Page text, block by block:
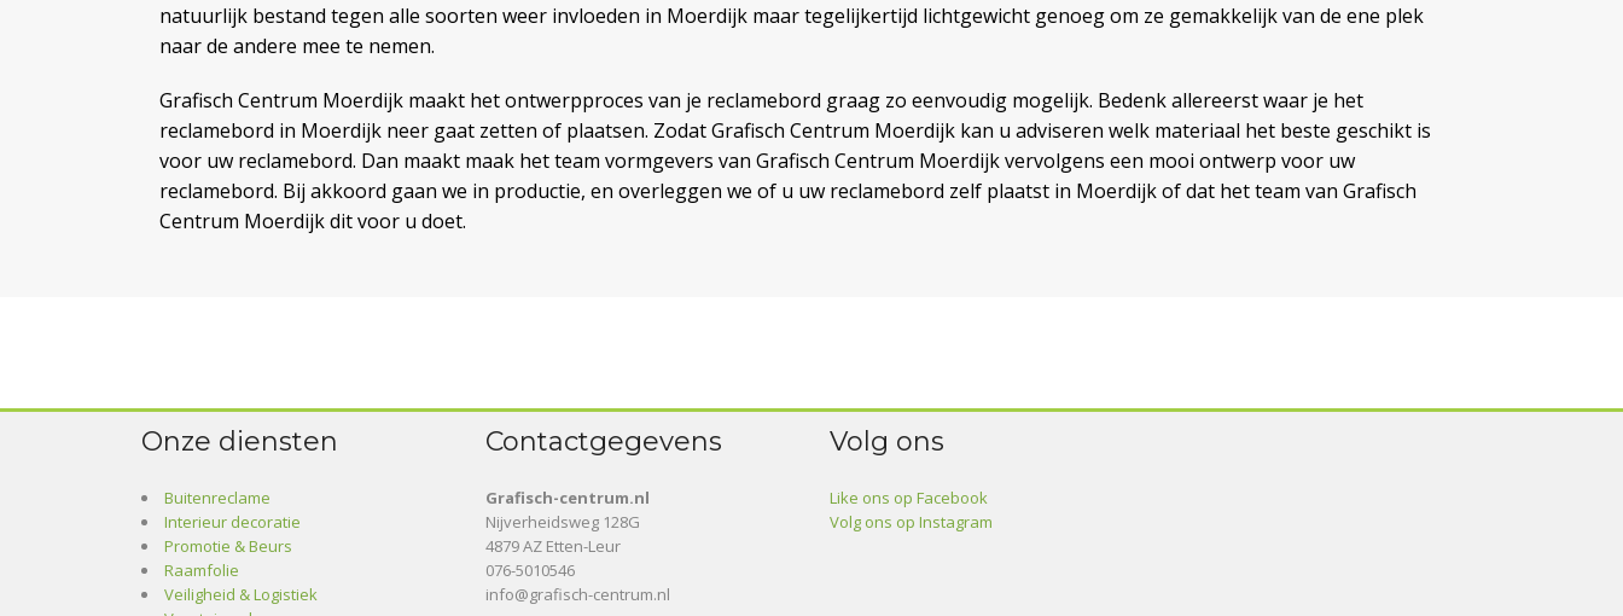
natuurlijk bestand tegen alle soorten weer invloeden in Moerdijk maar tegelijkertijd lichtgewicht genoeg om ze gemakkelijk van de ene plek
naar de andere mee te nemen.
Grafisch Centrum Moerdijk maakt het ontwerpproces van je reclamebord graag zo eenvoudig mogelijk. Bedenk allereerst waar je het
reclamebord in Moerdijk neer gaat zetten of plaatsen. Zodat Grafisch Centrum Moerdijk kan u adviseren welk materiaal het beste geschikt is
voor uw reclamebord. Dan maakt maak het team vormgevers van Grafisch Centrum Moerdijk vervolgens een mooi ontwerp voor uw
reclamebord. Bij akkoord gaan we in productie, en overleggen we of u uw reclamebord zelf plaatst in Moerdijk of dat het team van Grafisch
Centrum Moerdijk dit voor u doet.
Onze diensten
Buitenreclame
Interieur decoratie
Promotie & Beurs
Raamfolie
Veiligheid & Logistiek
Contactgegevens
Grafisch-centrum.nl
Nijverheidsweg 128G
4879 AZ Etten-Leur
076-5010546
info@grafisch-centrum.nl
Volg ons
Like ons op Facebook
Volg ons op Instagram